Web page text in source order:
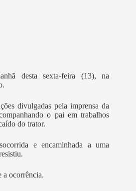
desta sexta-feira (13), na
divulgadas pela imprensa da
o pai em trabalhos
do trator.
e encaminhada a uma
a ocorrência.